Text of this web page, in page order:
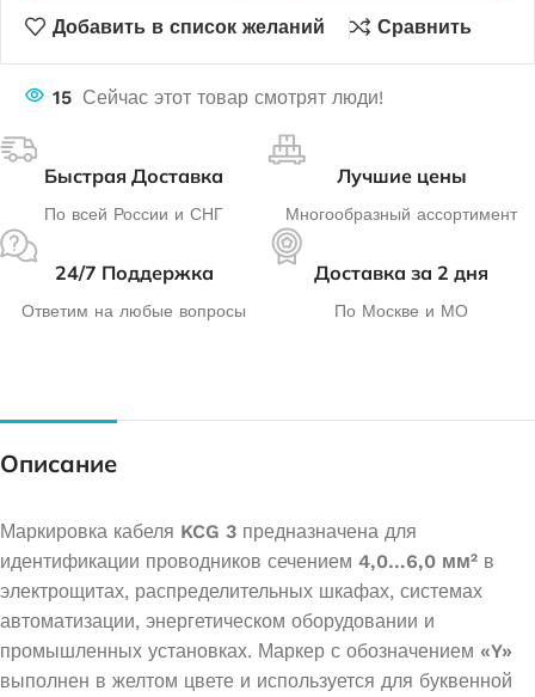
Добавить в список желаний Сравнить
15 Сейчас этот товар смотрят люди!
Быстрая Доставка
По всей России и СНГ
Лучшие цены
Многообразный ассортимент
24/7 Поддержка
Ответим на любые вопросы
Доставка за 2 дня
По Москве и МО
Описание
Маркировка кабеля KCG 3 предназначена для
идентификации проводников сечением 4,0…6,0 мм² в
электрощитах, распределительных шкафах, системах
автоматизации, энергетическом оборудовании и
промышленных установках. Маркер с обозначением «Y»
выполнен в желтом цвете и используется для буквенной